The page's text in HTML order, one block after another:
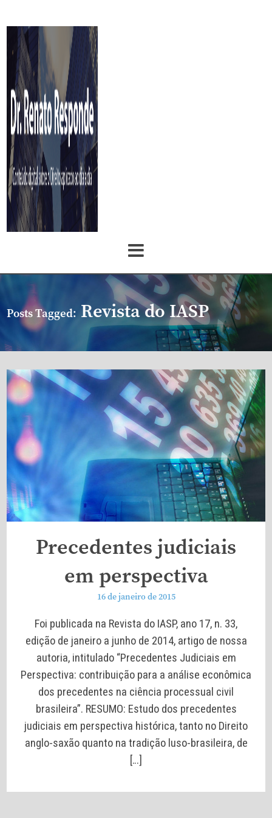
Posts Tagged: Revista do IASP
Precedentes judiciais
em perspectiva
16 de janeiro de 2015
Foi publicada na Revista do IASP, ano 17, n. 33,
edição de janeiro a junho de 2014, artigo de nossa
autoria, intitulado “Precedentes Judiciais em
Perspectiva: contribuição para a análise econômica
dos precedentes na ciência processual civil
brasileira”. RESUMO: Estudo dos precedentes
judiciais em perspectiva histórica, tanto no Direito
anglo-saxão quanto na tradição luso-brasileira, de
[…]